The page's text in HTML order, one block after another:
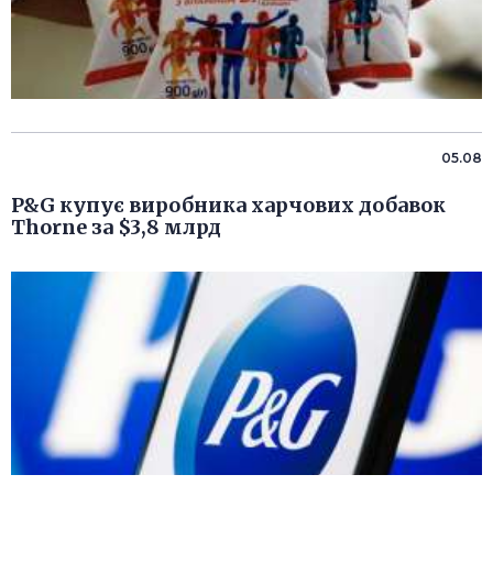
05.08
P&G купує виробника харчових добавок
Thorne за $3,8 млрд